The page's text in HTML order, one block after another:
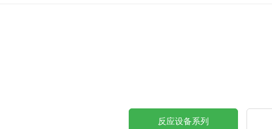
反应设备系列